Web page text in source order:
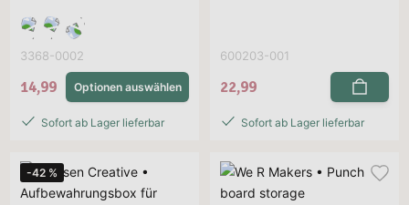
3368-0002
14,99 Optionen auswählen
Sofort ab Lager lieferbar
600203-001
22,99
Sofort ab Lager lieferbar
-42 %